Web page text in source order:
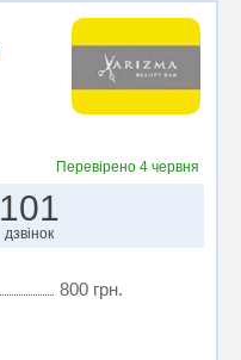
Перевірено 4 червня
101
дзвінок
800 грн.